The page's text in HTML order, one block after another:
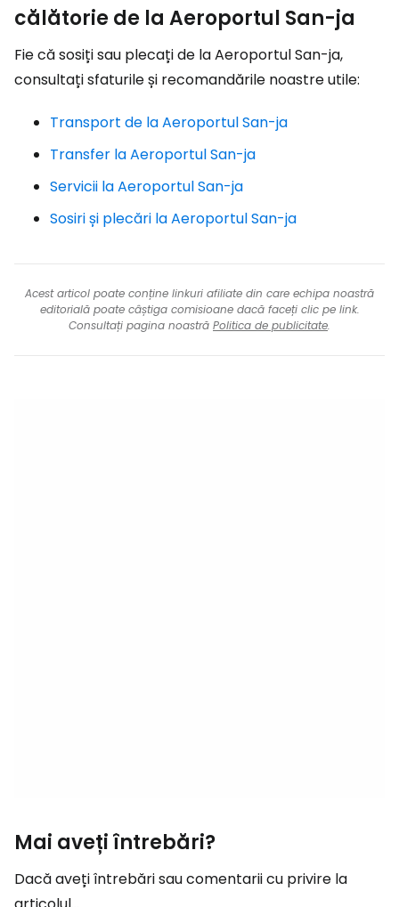
călătorie de la Aeroportul San-ja
Fie că sosiți sau plecați de la Aeroportul San-ja,
consultați sfaturile și recomandările noastre utile:
Transport de la Aeroportul San-ja
Transfer la Aeroportul San-ja
Servicii la Aeroportul San-ja
Sosiri și plecări la Aeroportul San-ja
Acest articol poate conține linkuri afiliate din care echipa noastră
editorială poate câștiga comisioane dacă faceți clic pe link.
Consultați pagina noastră Politica de publicitate.
Mai aveți întrebări?
Dacă aveți întrebări sau comentarii cu privire la